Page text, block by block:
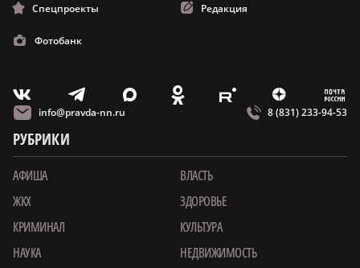
Спецпроекты Редакция
Фотобанк
V T X O E Z m
info@pravda-nn.ru 8 (831) 233-94-53
РУБРИКИ
АФИША
ВЛАСТЬ
ЖКХ
ЗДОРОВЬЕ
КРИМИНАЛ
КУЛЬТУРА
НАУКА
НЕДВИЖИМОСТЬ